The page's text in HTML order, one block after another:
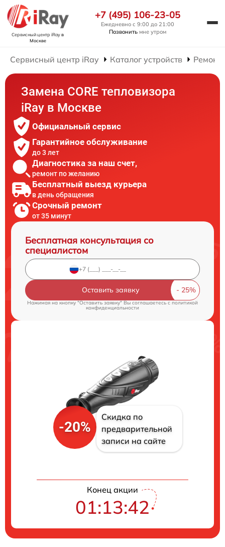
Сервисный центр iRayв
Москве
+7 (495) 106-23-05
Ежедневно с 9:00 до 21:00
Позвонить мне утром
Сервисный центр iRay Каталог устройств Ремонт
Замена CORE тепловизора
iRay в Москве
Официальный сервис
Гарантийное обслуживание
до 3 лет
Диагностика за наш счет,
ремонт по желанию
Бесплатный выезд курьера
в день обращения
Срочный ремонт
от 35 минут
Бесплатная консультация со
специалистом
Оставить заявку
Нажимая на кнопку "Оставить заявку" Вы соглашаетесь cполитикой
конфиденциальности
-20%
Скидка по
предварительной
записи на сайте
Конец акции
01:13:41